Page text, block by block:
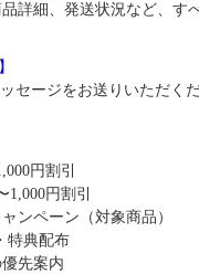
詳細、発送状況など、す
セージをお送りいただく
円割引
1,000円割引
ンペーン（対象商品）
特典配布
先案内